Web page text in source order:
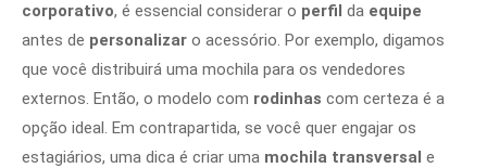
corporativo, é essencial considerar o perfil da equipe
antes de personalizar o acessório. Por exemplo, digamos
que você distribuirá uma mochila para os vendedores
externos. Então, o modelo com rodinhas com certeza é a
opção ideal. Em contrapartida, se você quer engajar os
estagiários, uma dica é criar uma mochila transversal e